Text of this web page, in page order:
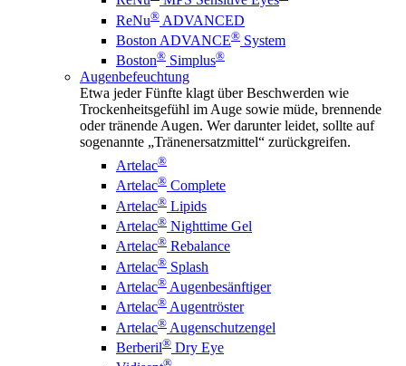
ReNu® ADVANCED
Boston ADVANCE® System
Boston® Simplus®
Augenbefeuchtung
Etwa jeder Fünfte klagt über Beschwerden wie
Trockenheitsgefühl im Auge sowie müde, brennende
oder tränende Augen. Wer darunter leidet, sollte auf
sogenannte „Tränenersatzmittel“ zurückgreifen.
Artelac®
Artelac® Complete
Artelac® Lipids
Artelac® Nighttime Gel
Artelac® Rebalance
Artelac® Splash
Artelac® Augenbesänftiger
Artelac® Augentröster
Artelac® Augenschutzengel
Berberil® Dry Eye
®